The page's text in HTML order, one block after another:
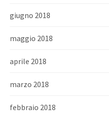
giugno 2018
maggio 2018
aprile 2018
marzo 2018
febbraio 2018